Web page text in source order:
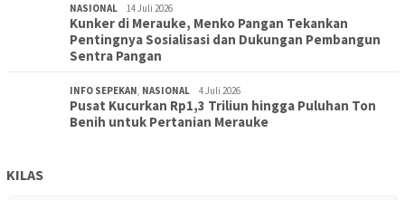
NASIONAL 14 Juli 2026
Kunker di Merauke, Menko Pangan Tekankan
Pentingnya Sosialisasi dan Dukungan Pembangun
Sentra Pangan
INFO SEPEKAN, NASIONAL 4 Juli 2026
Pusat Kucurkan Rp1,3 Triliun hingga Puluhan Ton
Benih untuk Pertanian Merauke
KILAS